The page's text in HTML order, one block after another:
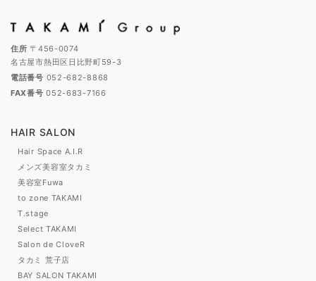
住所 〒456-0074
名古屋市熱田区日比野町59-3
電話番号 052-682-8868
FAX番号 052-683-7166
HAIR SALON
Hair Space A.I.R
メンズ美容室タカミ
美容室Fuwa
to zone TAKAMI
T.stage
Select TAKAMI
Salon de CloveR
タカミ 荒子店
BAY SALON TAKAMI